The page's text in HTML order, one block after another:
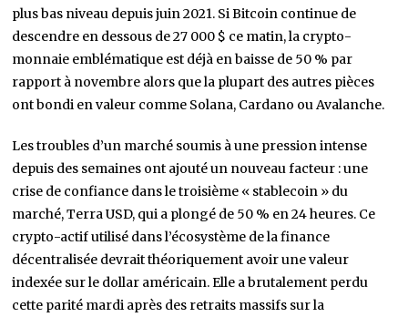
plus bas niveau depuis juin 2021. Si Bitcoin continue de
descendre en dessous de 27 000 $ ce matin, la crypto-
monnaie emblématique est déjà en baisse de 50 % par
rapport à novembre alors que la plupart des autres pièces
ont bondi en valeur comme Solana, Cardano ou Avalanche.
Les troubles d’un marché soumis à une pression intense
depuis des semaines ont ajouté un nouveau facteur : une
crise de confiance dans le troisième « stablecoin » du
marché, Terra USD, qui a plongé de 50 % en 24 heures. Ce
crypto-actif utilisé dans l’écosystème de la finance
décentralisée devrait théoriquement avoir une valeur
indexée sur le dollar américain. Elle a brutalement perdu
cette parité mardi après des retraits massifs sur la